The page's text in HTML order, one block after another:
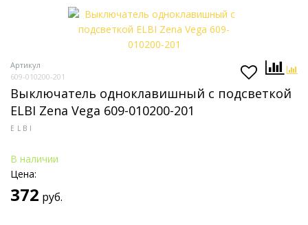
Артикул
609-010200-201
Выключатель одноклавишный с подсветкой
ELBI Zena Vega 609-010200-201
ELBI
В наличии
Цена:
372 руб.